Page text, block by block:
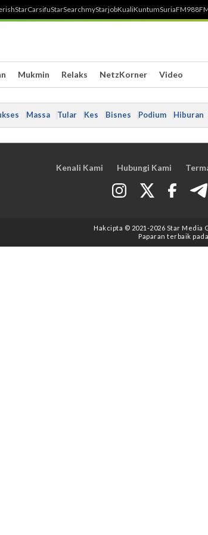
StarCarsifuStarSearchmyStarjobKualiKuntumSuriaFM
Mukmin Relaks NetzKorner Video
Massa Tular Kes Bisnes Podium Hiburan
Kenali Kami Hubungi Kami
Hakcipta © 2021 -2026 Star Media
Paparan terbaik